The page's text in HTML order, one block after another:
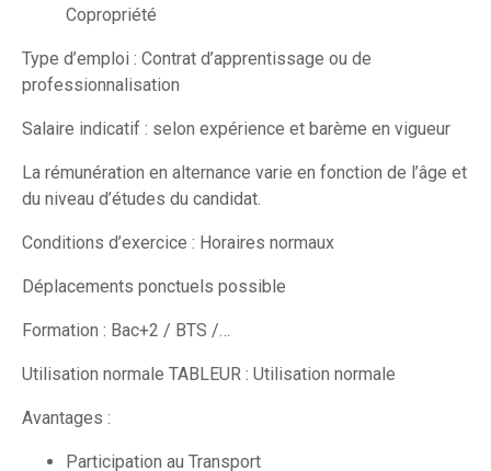
Copropriété
Type d’emploi : Contrat d’apprentissage ou de
professionnalisation
Salaire indicatif : selon expérience et barème en vigueur
La rémunération en alternance varie en fonction de l’âge et
du niveau d’études du candidat.
Conditions d’exercice : Horaires normaux
Déplacements ponctuels possible
Formation : Bac+2 / BTS /…
Utilisation normale TABLEUR : Utilisation normale
Avantages :
Participation au Transport